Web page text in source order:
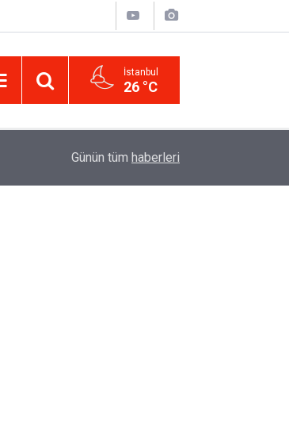
İstanbul
26 °C
Uzadı, Ödeme Kuralları Değişti
Günün tüm haberleri